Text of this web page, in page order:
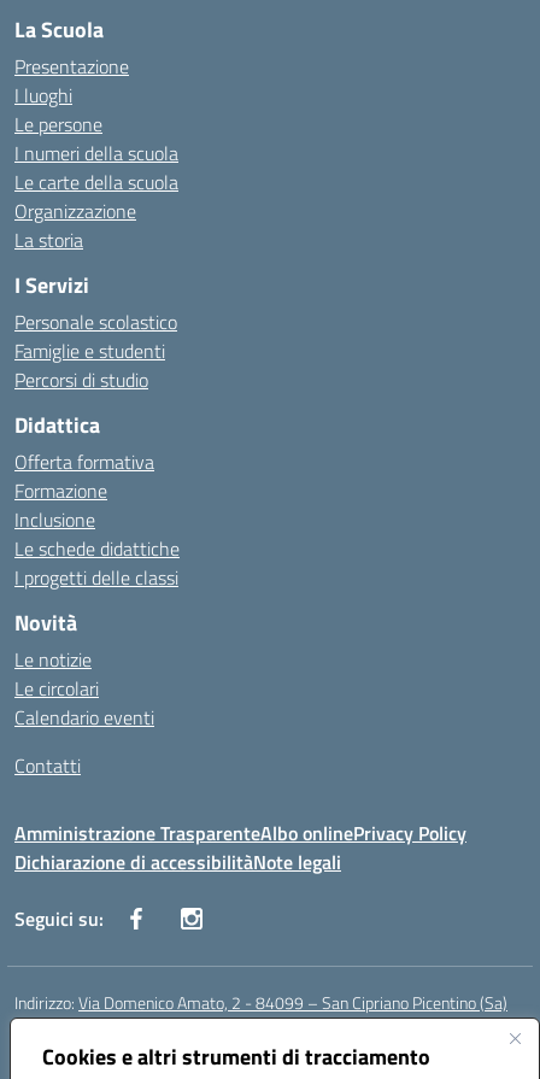
Cookies e altri strumenti di tracciamento
La Scuola
Presentazione
I luoghi
Le persone
I numeri della scuola
Le carte della scuola
Organizzazione
La storia
I Servizi
Personale scolastico
Famiglie e studenti
Percorsi di studio
Didattica
Offerta formativa
Formazione
Inclusione
Le schede didattiche
I progetti delle classi
Novità
Le notizie
Le circolari
Calendario eventi
Contatti
Amministrazione TrasparenteAlbo onlinePrivacy Policy
Dichiarazione di accessibilitàNote legali
Seguici su:
Indirizzo:Via Domenico Amato, 2 - 84099 – San Cipriano Picentino (Sa)
Centralino:
Posta elettronica certificata (PEC):saic87700c@pec.istruzione.it